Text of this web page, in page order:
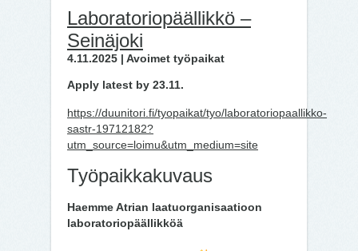
Laboratoriopäällikkö –
Seinäjoki
4.11.2025 | Avoimet työpaikat
Apply latest by 23.11.
https://duunitori.fi/tyopaikat/tyo/laboratoriopaallikko-
sastr-19712182?
utm_source=loimu&utm_medium=site
Työpaikkakuvaus
Haemme Atrian laatuorganisaatioon
laboratoriopäällikköä